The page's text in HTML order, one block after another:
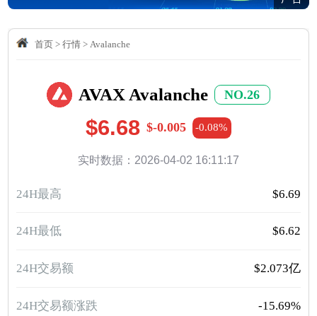
首页> 行情> Avalanche
AVAX Avalanche NO.26
$6.68 $-0.005 -0.08%
实时数据：2026-04-02 16:11:17
24H最高 $6.69
24H最低 $6.62
24H交易额 $2.073亿
24H交易额涨跌 -15.69%